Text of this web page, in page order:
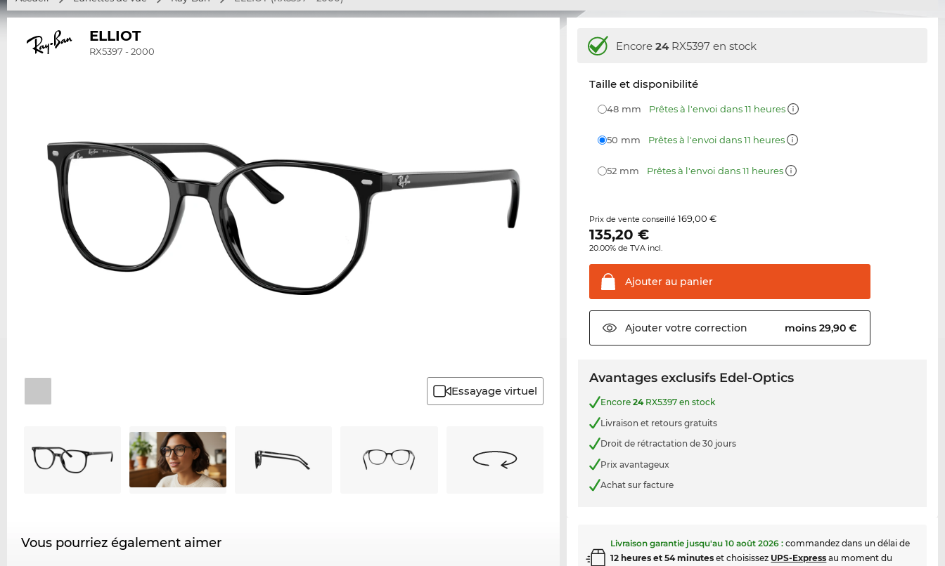
ELLIOT
RX5397 - 2000
Essayage virtuel
Vous pourriez également aimer
Encore24RX5397 en stock
Taille et disponibilité
48 mm Prêtes à l'envoi dans 11 heures
50 mm Prêtes à l'envoi dans 11 heures
52 mm Prêtes à l'envoi dans 11 heures
Prix de vente conseillé169,00 €
135,20 €
20.00% de TVA incl.
Ajouter au panier
Ajouter votre correction moins 29,90 €
Avantages exclusifs Edel-Optics
Encore24RX5397 en stock
Livraison et retours gratuits
Droit de rétractation de 30 jours
Prix avantageux
Achat sur facture
Livraison garantie jusqu'au10 août 2026 : commandez dans un délai de
12 heures et 54 minutes et choisissez UPS-Express au moment du